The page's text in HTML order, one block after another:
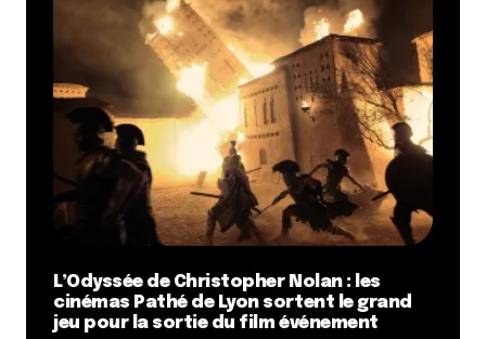
L’Odyssée de Christopher Nolan : les
cinémas Pathé de Lyon sortent le grand
jeu pour la sortie du film événement